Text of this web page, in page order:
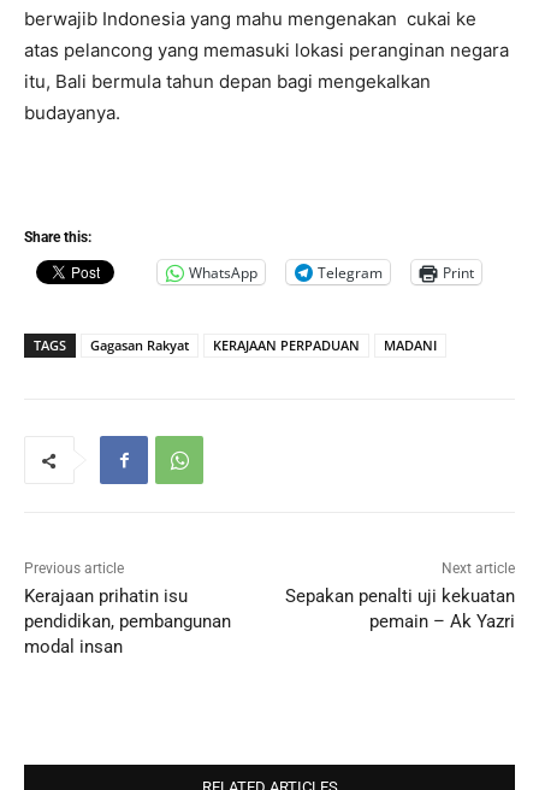
berwajib Indonesia yang mahu mengenakan cukai ke
atas pelancong yang memasuki lokasi peranginan negara
itu, Bali bermula tahun depan bagi mengekalkan
budayanya.
Share this:
WhatsApp Telegram Print
TAGS Gagasan Rakyat KERAJAAN PERPADUAN MADANI
Previous article
Kerajaan prihatin isu
pendidikan, pembangunan
modal insan
Next article
Sepakan penalti uji kekuatan
pemain – Ak Yazri